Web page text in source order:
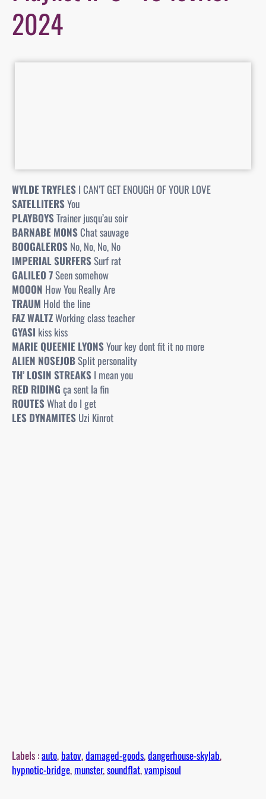
2024
WYLDE TRYFLES I CAN’T GET ENOUGH OF YOUR LOVE
SATELLITERSYou
PLAYBOYSTrainer jusqu’au soir
BARNABE MONSChat sauvage
BOOGALEROS No, No, No, No
IMPERIAL SURFERSSurf rat
GALILEO 7Seen somehow
MOOON How You Really Are
TRAUM Hold the line
FAZ WALTZWorking class teacher
GYASI kiss kiss
MARIE QUEENIE LYONSYour key dont fit it no more
ALIEN NOSEJOBSplit personality
TH’ LOSIN STREAKS I mean you
RED RIDING ça sent la fin
ROUTESWhat do I get
LES DYNAMITES Uzi Kinrot
Labels :auto, batov, damaged-goods, dangerhouse-skylab
hypnotic-bridge, munster, soundflat, vampisoul